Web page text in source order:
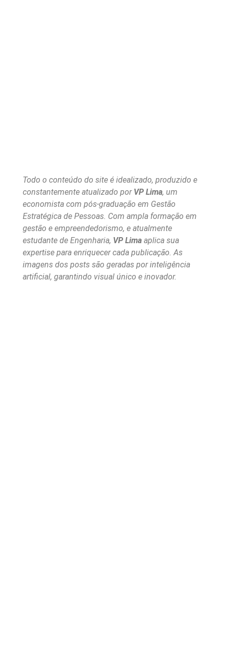
Todo o conteúdo do site é idealizado, produzido e
constantemente atualizado por VP Lima, um
economista com pós-graduação em Gestão
Estratégica de Pessoas. Com ampla formação em
gestão e empreendedorismo, e atualmente
estudante de Engenharia, VP Lima aplica sua
expertise para enriquecer cada publicação. As
imagens dos posts são geradas por inteligência
artificial, garantindo visual único e inovador.